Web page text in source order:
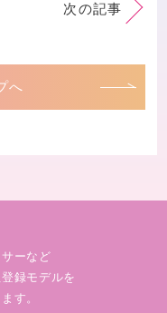
次の記事
へ
ーなど
録モデルを
す。